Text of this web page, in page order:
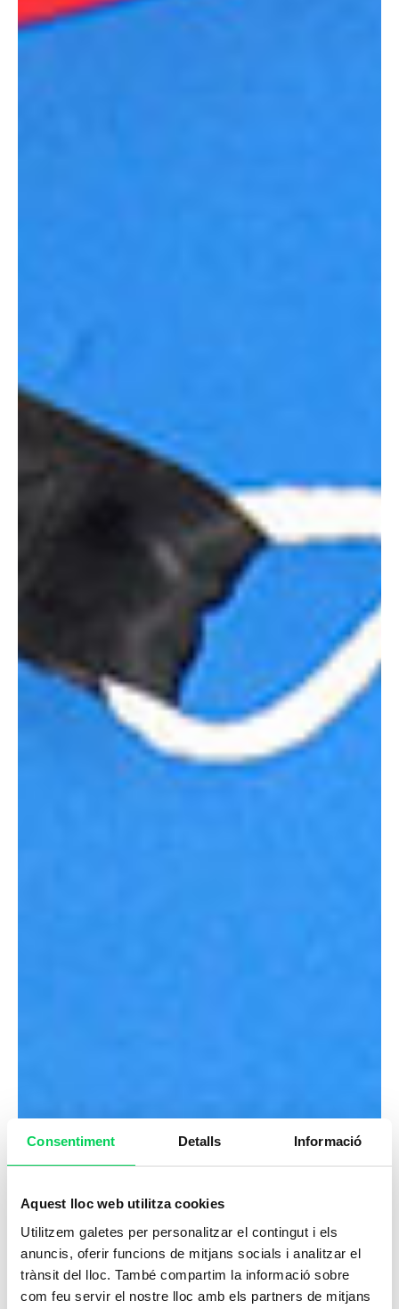
Consentiment Detalls Informació
Aquest lloc web utilitza cookies
Utilitzem galetes per personalitzar el contingut i els
anuncis, oferir funcions de mitjans socials i analitzar el
trànsit del lloc. També compartim la informació sobre
com feu servir el nostre lloc amb els partners de mitjans